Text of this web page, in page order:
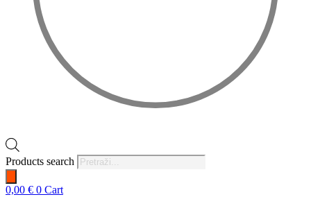
Products search
0,00 € 0 Cart